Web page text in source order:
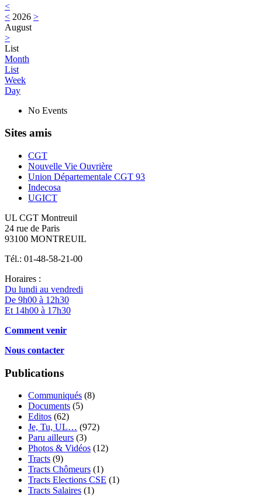
<
< 2026 >
August
>
List
Month
List
Week
Day
No Events
Sites amis
CGT
Nouvelle Vie Ouvrière
Union Départementale CGT 93
Indecosa
UGICT
UL CGT Montreuil
24 rue de Paris
93100 MONTREUIL
Tél.: 01-48-58-21-00
Horaires :
Du lundi au vendredi
De 9h00 à 12h30
Et 14h00 à 17h30
Comment venir
Nous contacter
Publications
Communiqués (8)
Documents (5)
Editos (62)
Je, Tu, UL… (972)
Paru ailleurs (3)
Photos & Vidéos (12)
Tracts (9)
Tracts Chômeurs (1)
Tracts Elections CSE (1)
Tracts Salaires (1)